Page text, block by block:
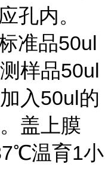
孔内。
准品50ul
样品50ul
入50ul的
盖上膜
温育1小